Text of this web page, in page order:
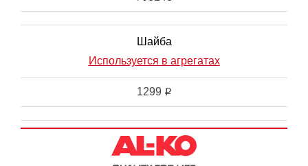
Шайба
Используется в агрегатах
1299 i